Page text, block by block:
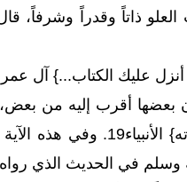
ذاتاً وقدراً وشرفاً،
7، {تنزيل الكتاب من الله العزيز العليم}
في السموات والأرض ومن عنده
في الحديث الذي رواه